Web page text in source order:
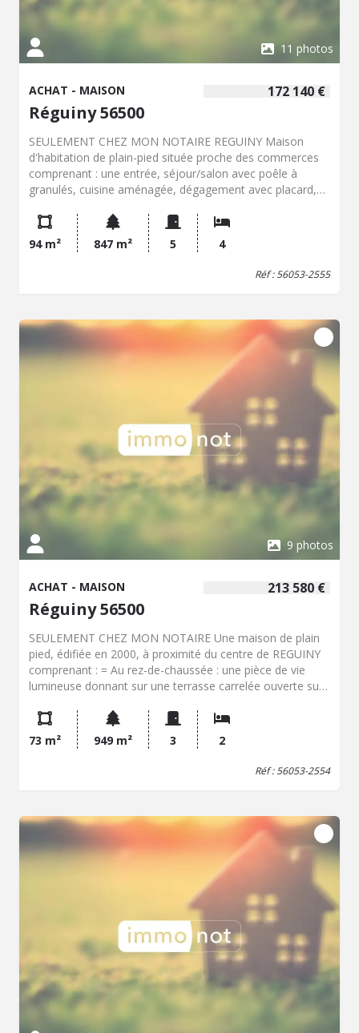
11 photos
172 140 €
ACHAT - MAISON
Réguiny 56500
SEULEMENT CHEZ MON NOTAIRE REGUINY Maison
d'habitation de plain-pied située proche des commerces
comprenant : une entrée, séjour/salon avec poêle à
granulés, cuisine aménagée, dégagement avec placard,
Un garage attenant de 36 m² et Terrasse. Le tout sur un
terrain clôturé de 847 m².
94 m² 847 m² 5 4
Réf : 56053-2555
9 photos
213 580 €
ACHAT - MAISON
Réguiny 56500
SEULEMENT CHEZ MON NOTAIRE Une maison de plain
pied, édifiée en 2000, à proximité du centre de REGUINY
comprenant : = Au rez-de-chaussée : une pièce de vie
lumineuse donnant sur une terrasse carrelée ouverte sur
une avec placards, une salle de douche et WC. un bureau
en enfilade, = grenier aménageable sur l'ensemble Un
double garage attenant. Le tout sur un jardin paysager
73 m² 949 m² 3 2
Réf : 56053-2554